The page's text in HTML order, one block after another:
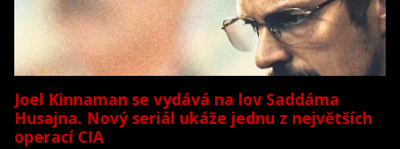
Joel Kinnaman se vydává na lov Saddáma
Husajna. Nový seriál ukáže jednu z největších
operací CIA